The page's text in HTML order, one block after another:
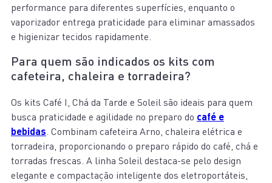
performance para diferentes superfícies, enquanto o
vaporizador entrega praticidade para eliminar amassados
e higienizar tecidos rapidamente.
Para quem são indicados os kits com
cafeteira, chaleira e torradeira?
Os kits Café I, Chá da Tarde e Soleil são ideais para quem
busca praticidade e agilidade no preparo do café e
bebidas. Combinam cafeteira Arno, chaleira elétrica e
torradeira, proporcionando o preparo rápido do café, chá e
torradas frescas. A linha Soleil destaca-se pelo design
elegante e compactação inteligente dos eletroportáteis,